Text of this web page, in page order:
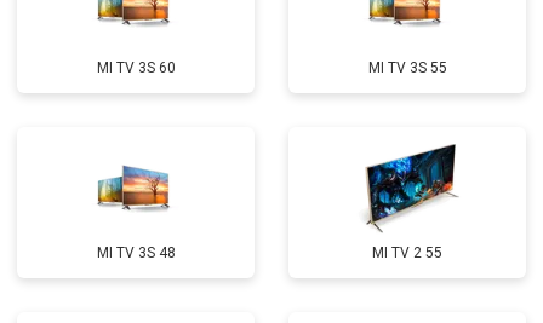
MI TV 3S 60 MI TV 3S 55
MI TV 3S 48 MI TV 2 55